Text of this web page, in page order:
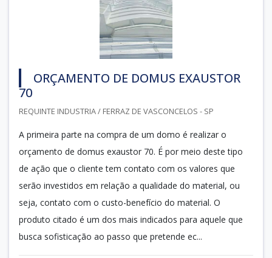
ORÇAMENTO DE DOMUS EXAUSTOR
70
REQUINTE INDUSTRIA / FERRAZ DE VASCONCELOS - SP
A primeira parte na compra de um domo é realizar o
orçamento de domus exaustor 70. É por meio deste tipo
de ação que o cliente tem contato com os valores que
serão investidos em relação a qualidade do material, ou
seja, contato com o custo-benefício do material. O
produto citado é um dos mais indicados para aquele que
busca sofisticação ao passo que pretende ec...